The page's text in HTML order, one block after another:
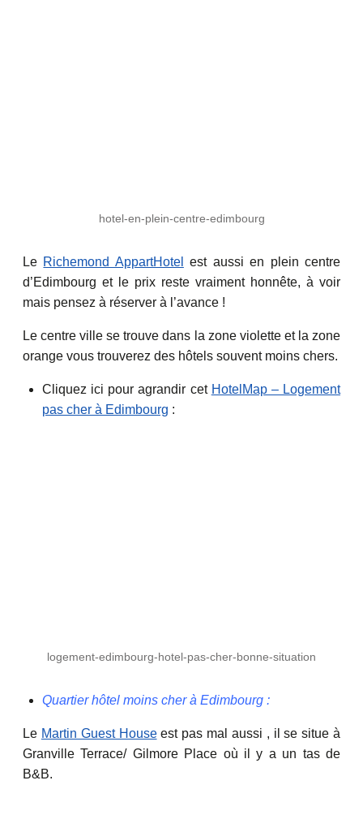
hotel-en-plein-centre-edimbourg
Le Richemond AppartHotel
est aussi en plein centre
d’Edimbourg et le prix reste vraiment honnête, à voir
mais pensez à réserver à l’avance !
Le centre ville se trouve dans la zone violette et la zone
orange vous trouverez des hôtels souvent moins chers.
Cliquez ici pour agrandir cet HotelMap – Logement
pas cher à Edimbourg :
logement-edimbourg-hotel-pas-cher-bonne-situation
Quartier hôtel moins cher à Edimbourg :
Le Martin Guest Houseest pas mal aussi , il se situe à
Granville Terrace/ Gilmore Place où il y a un tas de
B&B.